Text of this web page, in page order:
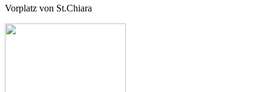
Vorplatz von St.Chiara